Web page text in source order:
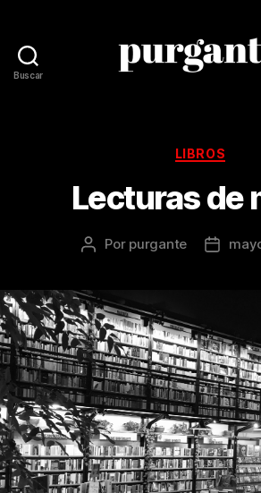
Buscar
LIBROS
Lecturas de
Autor
publicación
Por purgante
Fecha